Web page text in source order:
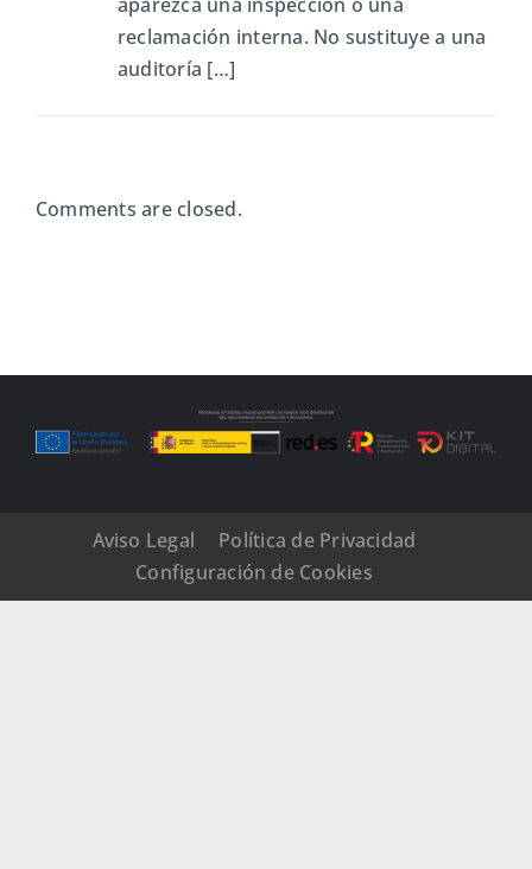
reclamación interna. No sustituye a una
auditoría […]
Comments are closed.
Aviso Legal
Política de Privacidad
Configuración de Cookies